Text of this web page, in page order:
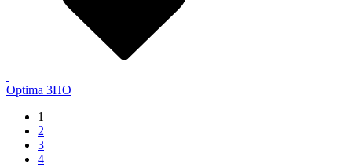
Optima 3ПО
1
2
3
4